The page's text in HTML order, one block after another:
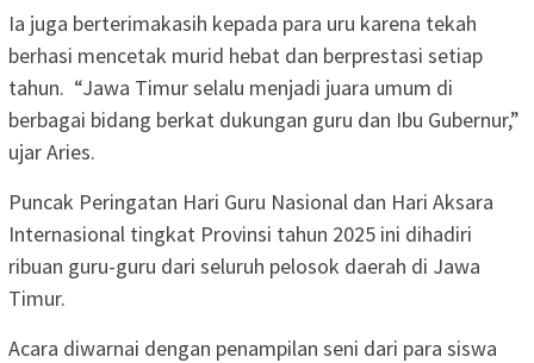
Ia juga berterimakasih kepada para uru karena tekah
berhasi mencetak murid hebat dan berprestasi setiap
tahun. “Jawa Timur selalu menjadi juara umum di
berbagai bidang berkat dukungan guru dan Ibu Gubernur,”
ujar Aries.
Puncak Peringatan Hari Guru Nasional dan Hari Aksara
Internasional tingkat Provinsi tahun 2025 ini dihadiri
ribuan guru-guru dari seluruh pelosok daerah di Jawa
Timur.
Acara diwarnai dengan penampilan seni dari para siswa